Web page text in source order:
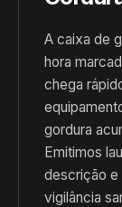
A caixa de
hora
chega
gordura
Emitimos
descrição e
vigilância